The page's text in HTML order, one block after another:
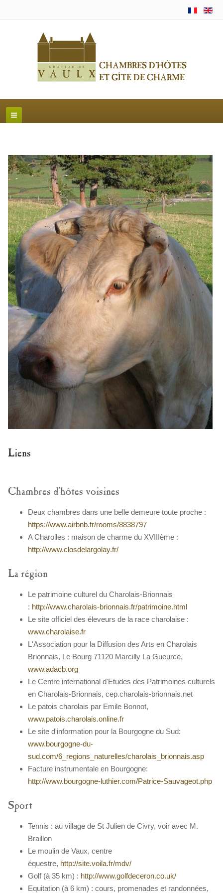
Liens
Chambres d'hôtes voisines
Deux chambres dans une belle demeure toute proche :
https://www.airbnb.fr/rooms/8838797
A Charolles : maison de charme du XVIIIème :
http://www.closdelargolay.fr/
La région
Le patrimoine culturel du Charolais-Brionnais
: http://www.charolais-brionnais.fr/patrimoine.html
Le site officiel des éleveurs de la race charolaise :
www.charolaise.fr
L'Association pour la Diffusion des Arts en Charolais
Brionnais, Le Bourg 71120 Marcilly La Gueurce,
www.adacb.org
Le Centre international d'Etudes des Patrimoines culturels
en Charolais-Brionnais, cep.charolais-brionnais.net
Le patois charolais par Emile Bonnot,
www.patois.charolais.online.fr
Le site d'information pour la Bourgogne du Sud:
www.bourgogne-du-
sud.com/6_regions_naturelles/charolais_brionnais.asp
Facture instrumentale en Bourgogne:
http://www.bourgogne-luthier.com/Patrice-Sauvageot.php
Sport
Tennis : au village de St Julien de Civry, voir avec M.
Braillon
Le moulin de Vaux, centre
équestre, http://site.voila.fr/mdv/
Golf (à 35 km) : http://www.golfdeceron.co.uk/
Equitation (à 6 km) : cours, promenades et randonnées,